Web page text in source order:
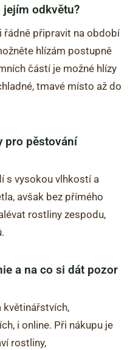
odkvětu?
řádně připravit na období
hlízám postupně
částí je možné hlízy
tmavé místo až do
pro pěstování
s vysokou vlhkostí a
avšak bez přímého
rostliny zespodu,
a na co si dát pozor
květinářstvích,
i online. Při nákupu je
rostliny,